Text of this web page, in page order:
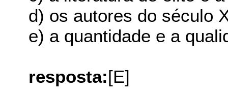
d) os autores do século
e) a quantidade e a
resposta:[E]